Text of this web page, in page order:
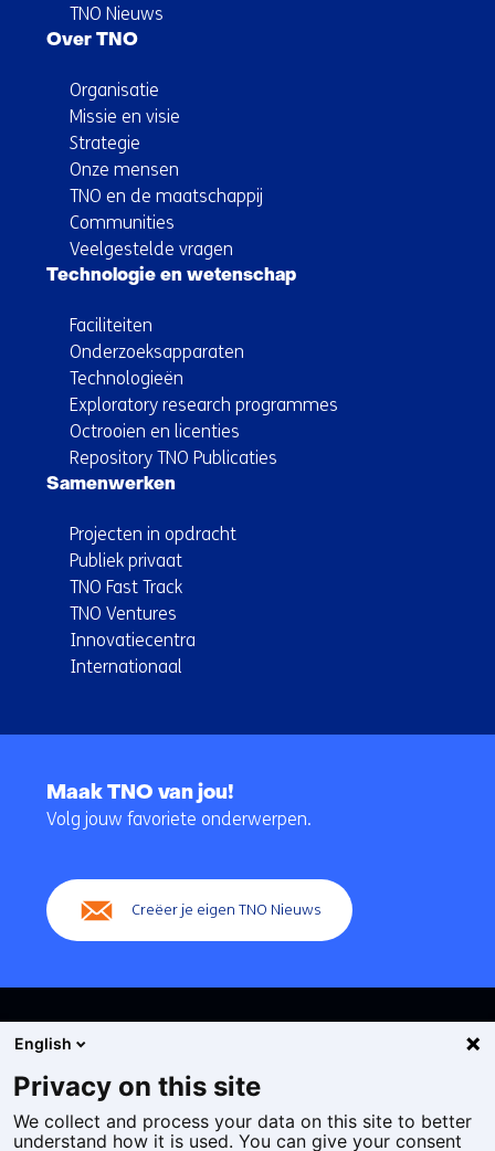
TNO Nieuws
Over TNO
Organisatie
Missie en visie
Strategie
Onze mensen
TNO en de maatschappij
Communities
Veelgestelde vragen
Technologie en wetenschap
Faciliteiten
Onderzoeksapparaten
Technologieën
Exploratory research programmes
Octrooien en licenties
Repository TNO Publicaties
Samenwerken
Projecten in opdracht
Publiek privaat
TNO Fast Track
TNO Ventures
Innovatiecentra
Internationaal
navigatie
Maak TNO van jou!
Volg jouw favoriete onderwerpen.
Creëer je eigen TNO Nieuws
Cookies
Privacy statement
English
Privacy on this site
We collect and process your data on this site to better
understand how it is used. You can give your consent